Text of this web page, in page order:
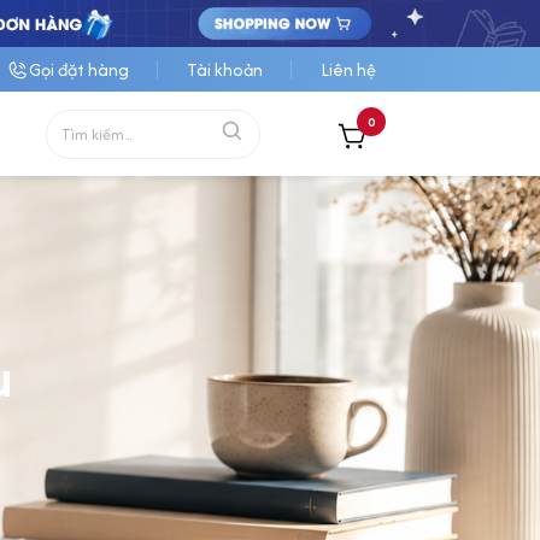
Gọi đặt hàng Tài khoản Liên hệ
0